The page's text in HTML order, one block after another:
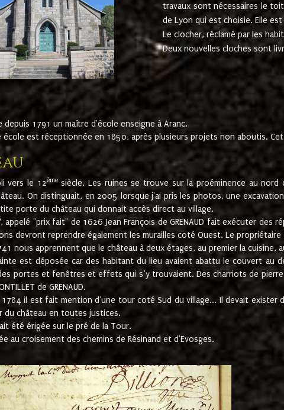
travaux sont nécessaires le
de Lyon qui est choisie. Elle
Le clocher, réclamé par les
Deux nouvelles cloches sont
depuis 1791 un maître d'école enseigne à Aranc.
école est réceptionnée en 1850, après plusieurs projets non aboutis.
vers le 12èmesiècle. Les ruines se trouve sur la proéminence au nord
On distinguait, en 2005 lorsque j'ai pris les photos, une
porte du château qui donnait accès direct au village.
, appelé "prix fait" de 1626 Jean François de GRENAUD fait exécuter
devront reprendre également les murailles coté Ouest. Le
nous apprennent que le château à deux étages, au premier la cuisine,
est déposée car des habitant du lieu avaient abattu le couvert au
portes et fenêtres et effets qui s’y trouvaient. Des charriots de
de GRENAUD.
il est fait mention d'une tour coté Sud du village... Il devait exister
du château en toutes justices.
été érigée sur le pré de la Tour.
au croisement des chemins de Résinand et d'Evosges.